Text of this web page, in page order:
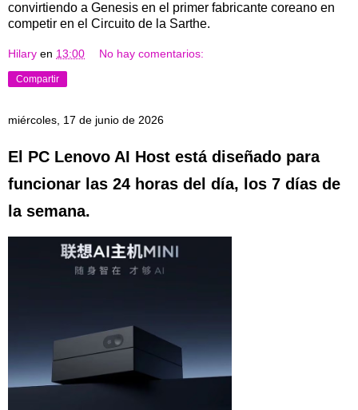
convirtiendo a Genesis en el primer fabricante coreano en
competir en el Circuito de la Sarthe.
Hilary en 13:00 No hay comentarios:
Compartir
miércoles, 17 de junio de 2026
El PC Lenovo AI Host está diseñado para
funcionar las 24 horas del día, los 7 días de
la semana.